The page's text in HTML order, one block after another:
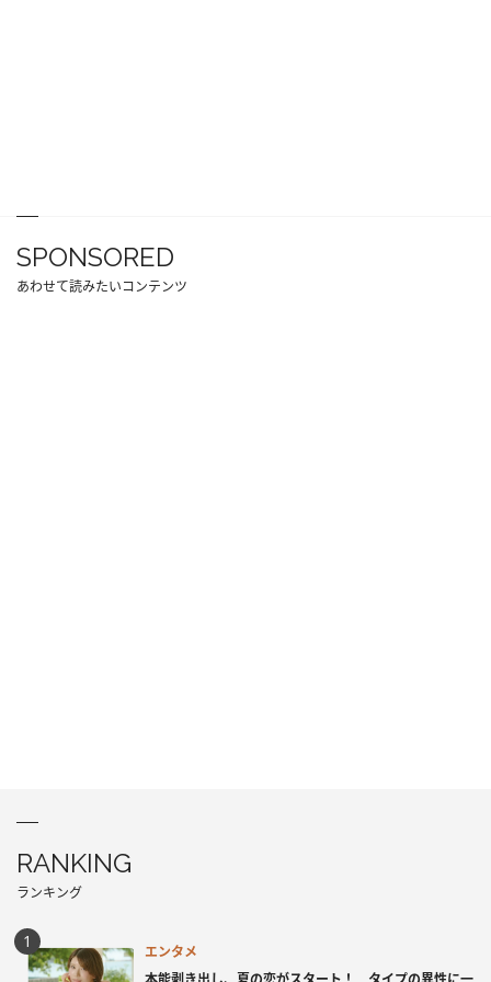
SPONSORED
あわせて読みたいコンテンツ
RANKING
ランキング
エンタメ